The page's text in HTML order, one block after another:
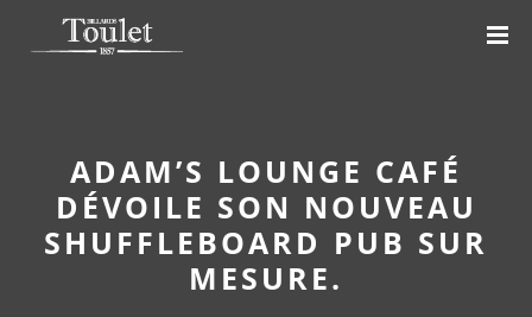
ADAM’S LOUNGE CAFÉ
DÉVOILE SON NOUVEAU
SHUFFLEBOARD PUB SUR
MESURE.